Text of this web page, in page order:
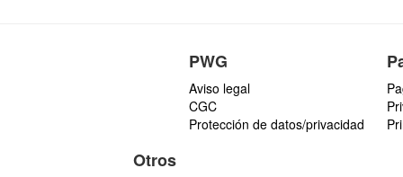
PWG
Aviso legal
CGC
Protección de datos/privacidad
Otros